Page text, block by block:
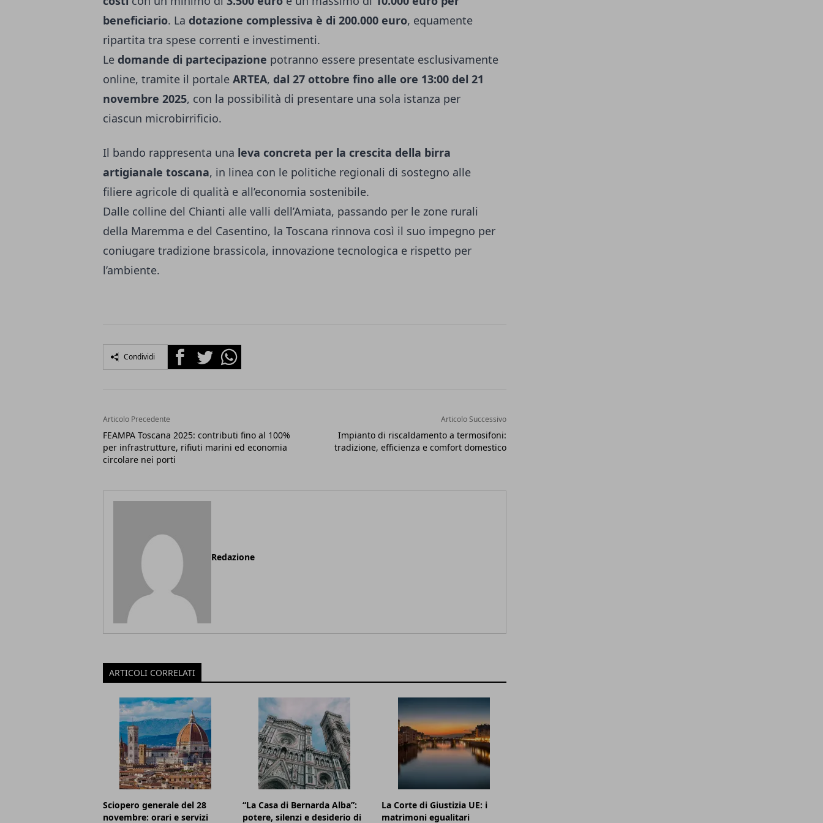
beneficiario. La dotazione complessiva è di 200.000 euro, equamente
ripartita tra spese correnti e investimenti.
Le domande di partecipazione potranno essere presentate esclusivamente
online, tramite il portale ARTEA, dal 27 ottobre fino alle ore 13:00 del 21
novembre 2025, con la possibilità di presentare una sola istanza per
ciascun microbirrificio.
Il bando rappresenta una leva concreta per la crescita della birra
artigianale toscana, in linea con le politiche regionali di sostegno alle
filiere agricole di qualità e all’economia sostenibile.
Dalle colline del Chianti alle valli dell’Amiata, passando per le zone rurali
della Maremma e del Casentino, la Toscana rinnova così il suo impegno per
coniugare tradizione brassicola, innovazione tecnologica e rispetto per
l’ambiente.
Condividi FacebookTwitterWhatsapp
Articolo Precedente
FEAMPA Toscana 2025: contributi fino al 100%
per infrastrutture, rifiuti marini ed economia
circolare nei porti
Articolo Successivo
Impianto di riscaldamento a termosifoni:
tradizione, efficienza e comfort domestico
Redazione
ARTICOLI CORRELATI
Sciopero generale del 28
novembre: orari e servizi
“La Casa di Bernarda Alba”:
potere, silenzi e desiderio di
La Corte di Giustizia UE: i
matrimoni egualitari